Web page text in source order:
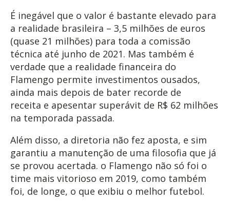
É inegável que o valor é bastante elevado para
a realidade brasileira – 3,5 milhões de euros
(quase 21 milhões) para toda a comissão
técnica até junho de 2021. Mas também é
verdade que a realidade financeira do
Flamengo permite investimentos ousados,
ainda mais depois de bater recorde de
receita e apesentar superávit de R$ 62 milhões
na temporada passada.
Além disso, a diretoria não fez aposta, e sim
garantiu a manutenção de uma filosofia que já
se provou acertada. o Flamengo não só foi o
time mais vitorioso em 2019, como também
foi, de longe, o que exibiu o melhor futebol.